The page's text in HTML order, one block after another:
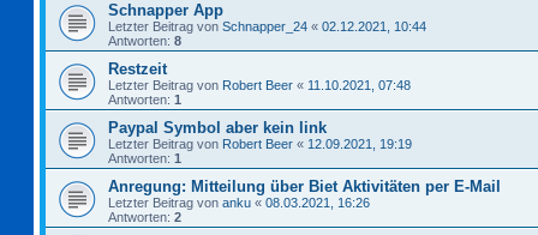
Schnapper App
Letzter Beitrag von Schnapper_24 « 02.12.2021, 10:44
Antworten: 8
Restzeit
Letzter Beitrag von Robert Beer « 11.10.2021, 07:48
Antworten: 1
Paypal Symbol aber kein link
Letzter Beitrag von Robert Beer « 12.09.2021, 19:19
Antworten: 1
Anregung: Mitteilung über Biet Aktivitäten per E-Mail
Letzter Beitrag von anku « 08.03.2021, 16:26
Antworten: 2